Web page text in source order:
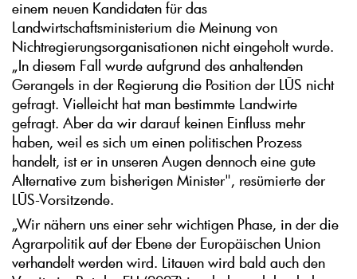
einem neuen Kandidaten für das
Landwirtschaftsministerium die Meinung von
Nichtregierungsorganisationen nicht eingeholt wurde.
„In diesem Fall wurde aufgrund des anhaltenden
Gerangels in der Regierung die Position der LŪS nicht
gefragt. Vielleicht hat man bestimmte Landwirte
gefragt. Aber da wir darauf keinen Einfluss mehr
haben, weil es sich um einen politischen Prozess
handelt, ist er in unseren Augen dennoch eine gute
Alternative zum bisherigen Minister", resümierte der
LŪS-Vorsitzende.
„Wir nähern uns einer sehr wichtigen Phase, in der die
Agrarpolitik auf der Ebene der Europäischen Union
verhandelt werden wird. Litauen wird bald auch den